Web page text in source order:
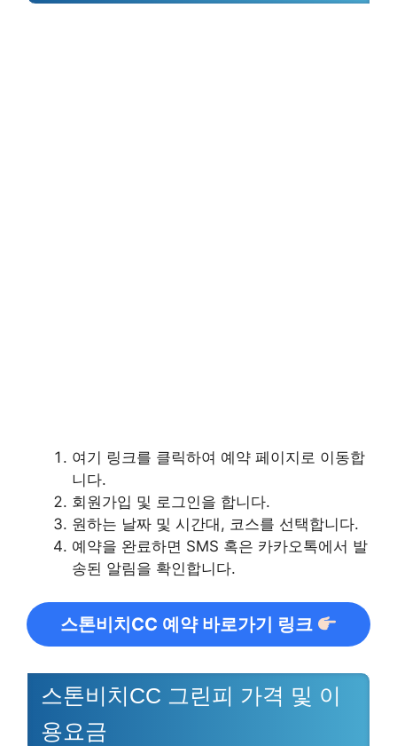
여기 링크를 클릭하여 예약 페이지로 이동합
니다.
회원가입 및 로그인을 합니다.
원하는 날짜 및 시간대, 코스를 선택합니다.
예약을 완료하면 SMS 혹은 카카오톡에서 발
송된 알림을 확인합니다.
스톤비치CC 예약 바로가기 링크
스톤비치CC 그린피 가격 및 이
용요금